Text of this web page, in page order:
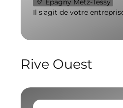
Epagny Metz-Tessy
Il s'agit de votre
Rive Ouest